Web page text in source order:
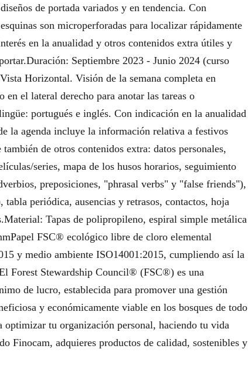
de portada variados y en tendencia. Con
son microperforadas para localizar rápidamente
en la anualidad y otros contenidos extra útiles y
Septiembre 2023 - Junio 2024 (curso
Horizontal. Visión de la semana completa en
el lateral derecho para anotar las tareas o
portugués e inglés. Con indicación en la anualidad
la agenda incluye la información relativa a festivos
de otros contenidos extra: datos personales,
series, mapa de los husos horarios, seguimiento
preposiciones, "phrasal verbs" y "false friends"),
periódica, ausencias y retrasos, contactos, hoja
Tapas de polipropileno, espiral simple metálica
FSC® ecológico libre de cloro elemental
y medio ambiente ISO14001:2015, cumpliendo así la
Forest Stewardship Council® (FSC®) es una
de lucro, establecida para promover una gestión
y económicamente viable en los bosques de todo
optimizar tu organización personal, haciendo tu vida
Finocam, adquieres productos de calidad, sostenibles y